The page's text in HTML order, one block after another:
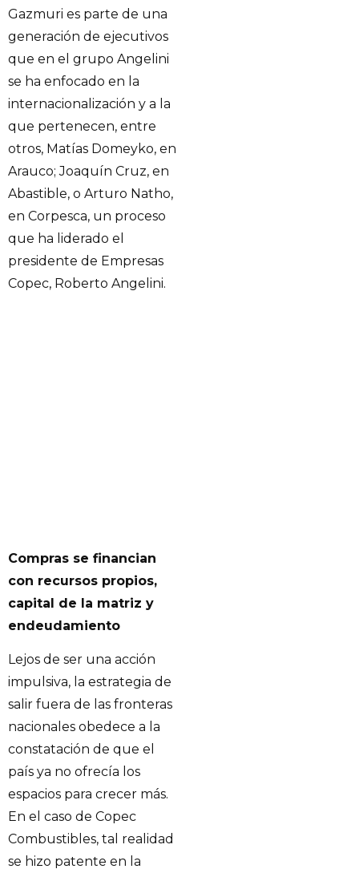
Gazmuri es parte de una
generación de ejecutivos
que en el grupo Angelini
se ha enfocado en la
internacionalización y a la
que pertenecen, entre
otros, Matías Domeyko, en
Arauco; Joaquín Cruz, en
Abastible, o Arturo Natho,
en Corpesca, un proceso
que ha liderado el
presidente de Empresas
Copec, Roberto Angelini.
Compras se financian
con recursos propios,
capital de la matriz y
endeudamiento
Lejos de ser una acción
impulsiva, la estrategia de
salir fuera de las fronteras
nacionales obedece a la
constatación de que el
país ya no ofrecía los
espacios para crecer más.
En el caso de Copec
Combustibles, tal realidad
se hizo patente en la